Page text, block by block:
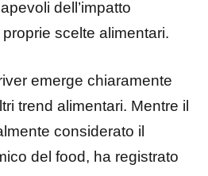
dell’impatto
scelte alimentari.
emerge chiaramente
trend alimentari. Mentre il
considerato il
del food, ha registrato